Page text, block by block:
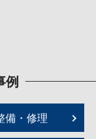
例
備・修理